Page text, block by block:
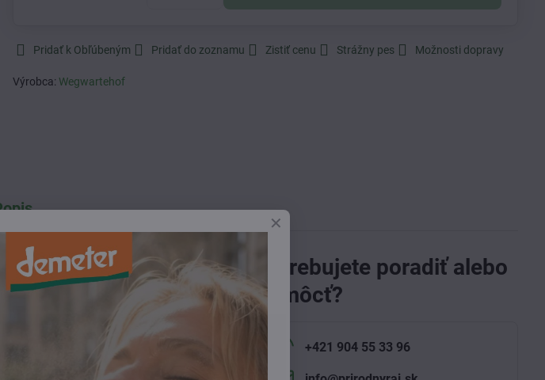
Pridať k Obľúbeným Pridať do zoznamu Zistiť cenu Strážny pes Možnosti dopravy
Výrobca: Wegwartehof
farmy. Bylinky boli vysádzané a
a prísad.
Potrebujete poradiť alebo
pomôcť?
+421 904 55 33 96